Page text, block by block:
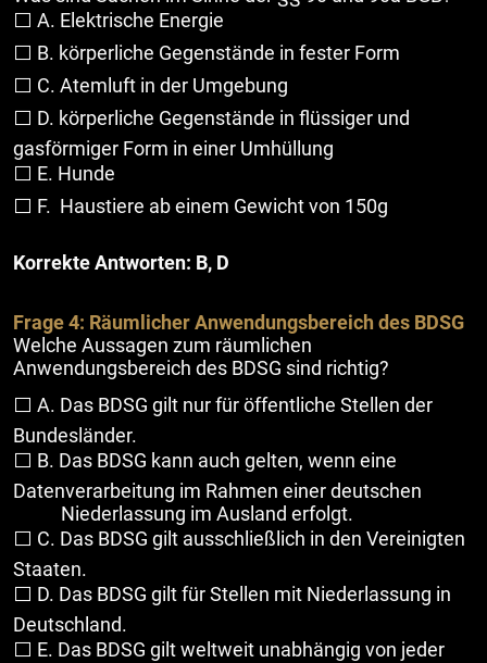
⬜ A. Elektrische Energie
⬜ B. körperliche Gegenstände in fester Form
⬜ C. Atemluft in der Umgebung
⬜ D. körperliche Gegenstände in flüssiger und
gasförmiger Form in einer Umhüllung
⬜ E. Hunde
⬜ F. Haustiere ab einem Gewicht von 150g
Korrekte Antworten: B, D
Frage 4: Räumlicher Anwendungsbereich des BDSG
Welche Aussagen zum räumlichen
Anwendungsbereich des BDSG sind richtig?
⬜ A. Das BDSG gilt nur für öffentliche Stellen der
Bundesländer.
⬜ B. Das BDSG kann auch gelten, wenn eine
Datenverarbeitung im Rahmen einer deutschen
Niederlassung im Ausland erfolgt.
⬜ C. Das BDSG gilt ausschließlich in den Vereinigten
Staaten.
⬜ D. Das BDSG gilt für Stellen mit Niederlassung in
Deutschland.
⬜ E. Das BDSG gilt weltweit unabhängig von jeder